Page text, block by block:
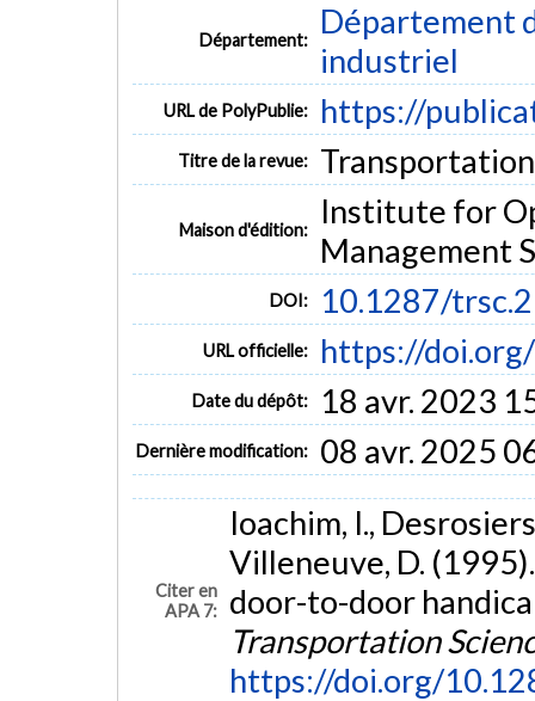
Département:
Département
industriel
URL de PolyPublie: https://
Titre de la revue:
Maison d'édition:
Institute for
Management
DOI: 10.1287/
URL officielle: https://
Date du dépôt: 18 avr. 2023
Dernière modification: 08 avr. 2025
Citer en
APA 7:
Ioachim, I.,
Villeneuve, D.
door-to-door
Transportation
https://doi.org/